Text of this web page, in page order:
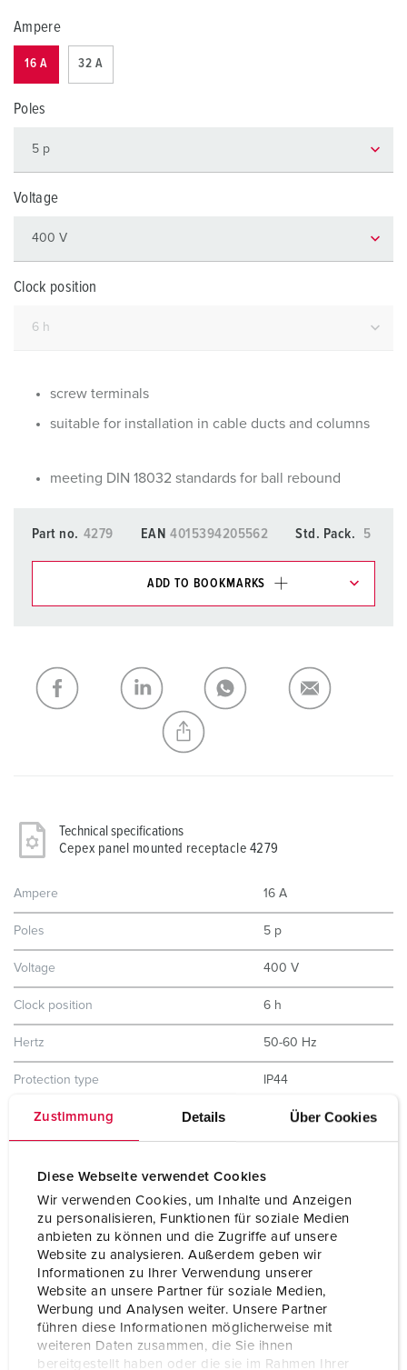
Zustimmung Details Über Cookies
Diese Webseite verwendet Cookies
Wir verwenden Cookies, um Inhalte und Anzeigen
zu personalisieren, Funktionen für soziale Medien
anbieten zu können und die Zugriffe auf unsere
Website zu analysieren. Außerdem geben wir
Informationen zu Ihrer Verwendung unserer
Website an unsere Partner für soziale Medien,
Werbung und Analysen weiter. Unsere Partner
führen diese Informationen möglicherweise mit
weiteren Daten zusammen, die Sie ihnen
bereitgestellt haben oder die sie im Rahmen Ihrer
Ampere
16 A 32 A
Poles
Voltage
Clock position
screw terminals
suitable for installation in cable ducts and columns
meeting DIN 18032 standards for ball rebound
Part no. 4279 EAN 4015394205562 Std. Pack. 5
ADD TO BOOKMARKS
My list ADD
CREATE A NEW LIST
Technical specifications
Cepex panel mounted receptacle 4279
Ampere 16 A
Poles 5 p
Voltage 400 V
Clock position 6 h
Hertz 50-60 Hz
Protection type IP44
Shutter
Certifications